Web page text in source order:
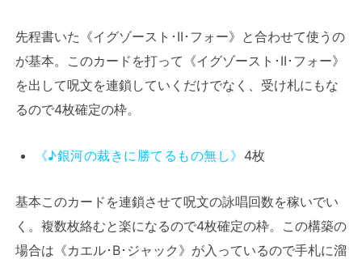
先程書いた《イグゾースト･II･フォー》と合わせて使うの
が基本。このカードを打って《イグゾースト･II･フォー》
を出して呪文を連鎖していくだけでなく、受け札にもな
るので4枚確定の枠。
《♪銀河の裁きに勝てるもの無し》 4枚
基本このカードを連鎖させて呪文の詠唱回数を稼いでい
く。複数枚絡むと楽になるので4枚確定の枠。この構築の
場合は《カエル･B･ジャック》が入っているので手札に溜